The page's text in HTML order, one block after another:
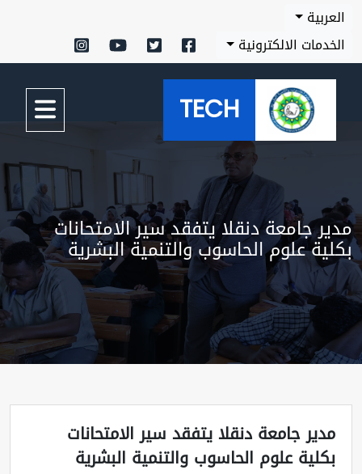
العربية
الخدمات الالكترونية
TECH
مدير جامعة دنقلا يتفقد سير الامتحانات
بكلية علوم الحاسوب والتنمية البشرية
مدير جامعة دنقلا يتفقد سير الامتحانات
بكلية علوم الحاسوب والتنمية البشرية